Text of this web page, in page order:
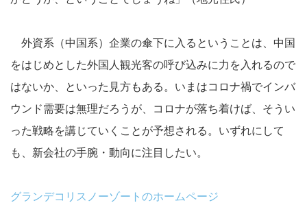
外資系（中国系）企業の傘下に入るということは、中国
をはじめとした外国人観光客の呼び込みに力を入れるので
はないか、といった見方もある。いまはコロナ禍でインバ
ウンド需要は無理だろうが、コロナが落ち着けば、そうい
った戦略を講じていくことが予想される。いずれにして
も、新会社の手腕・動向に注目したい。
グランデコリスノーゾートのホームページ